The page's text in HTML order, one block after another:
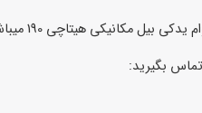
مکانیکی هیتاچی 190 میباشد.
بگیرید: